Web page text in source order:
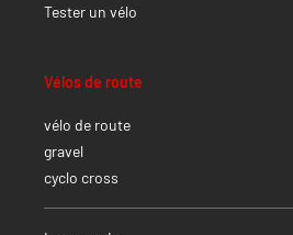
Tester un vélo
Vélos de route
vélo de route
gravel
cyclo cross